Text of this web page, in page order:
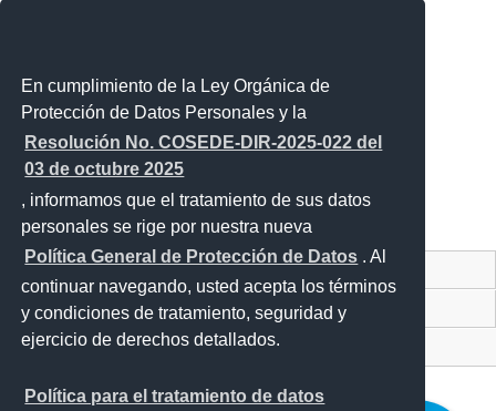
En cumplimiento de la Ley Orgánica de
Protección de Datos Personales y la
Resolución No. COSEDE-DIR-2025-022 del
03 de octubre 2025
, informamos que el tratamiento de sus datos
personales se rige por nuestra nueva
Política General de Protección de Datos . Al
continuar navegando, usted acepta los términos
y condiciones de tratamiento, seguridad y
ejercicio de derechos detallados.
Política para el tratamiento de datos
mayo 2018
Meta
Acceder
Feed de entradas
Feed de comentarios
WordPress.org
Contacto Ciudadano
Proyecto Personajes Emblemáticos
Sistema Nacional de Información (SNI)